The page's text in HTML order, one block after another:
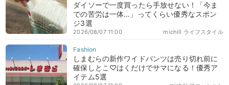
ダイソーで一度買ったら手放せない！「今ま
での苦労は一体…」ってくらい優秀なスポン
ジ3選
michill ライフスタイル
2026/08/07 11:00
しまむらの新作ワイドパンツは売り切れ前に
確保しとこ♡はくだけでサマになる！優秀ア
イテム5選